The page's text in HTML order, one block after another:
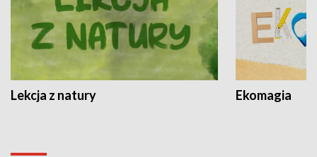
Lekcja z natury Ekomagia